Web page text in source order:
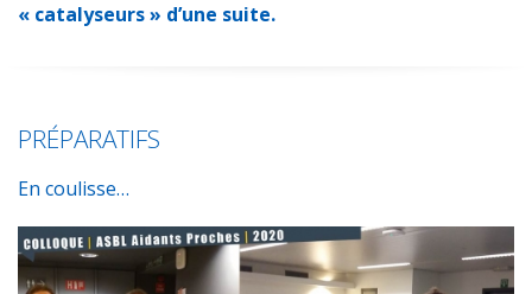
« catalyseurs » d’une suite.
PRÉPARATIFS
En coulisse…